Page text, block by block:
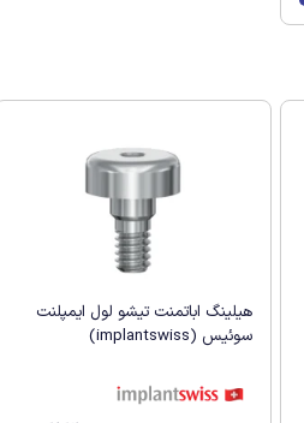
هیلینگ اباتمنت تیشو لول ایمپلنت
سوئیس (implantswiss)